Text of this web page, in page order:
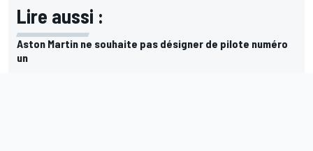
Lire aussi :
Aston Martin ne souhaite pas désigner de pilote numéro
un